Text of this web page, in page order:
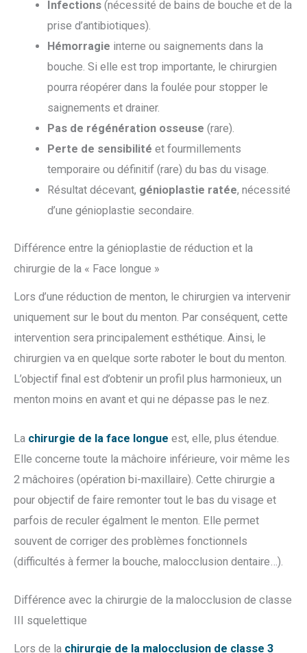
Infections (nécessité de bains de bouche et de la
prise d’antibiotiques).
Hémorragie interne ou saignements dans la
bouche. Si elle est trop importante, le chirurgien
pourra réopérer dans la foulée pour stopper le
saignements et drainer.
Pas de régénération osseuse (rare).
Perte de sensibilité et fourmillements
temporaire ou définitif (rare) du bas du visage.
Résultat décevant, génioplastie ratée, nécessité
d’une génioplastie secondaire.
Différence entre la génioplastie de réduction et la
chirurgie de la « Face longue »
Lors d’une réduction de menton, le chirurgien va intervenir
uniquement sur le bout du menton. Par conséquent, cette
intervention sera principalement esthétique. Ainsi, le
chirurgien va en quelque sorte raboter le bout du menton.
L’objectif final est d’obtenir un profil plus harmonieux, un
menton moins en avant et qui ne dépasse pas le nez.
La chirurgie de la face longue est, elle, plus étendue.
Elle concerne toute la mâchoire inférieure, voir même les
2 mâchoires (opération bi-maxillaire). Cette chirurgie a
pour objectif de faire remonter tout le bas du visage et
parfois de reculer égalment le menton. Elle permet
souvent de corriger des problèmes fonctionnels
(difficultés à fermer la bouche, malocclusion dentaire…).
Différence avec la chirurgie de la malocclusion de classe
III squelettique
Lors de la chirurgie de la malocclusion de classe 3